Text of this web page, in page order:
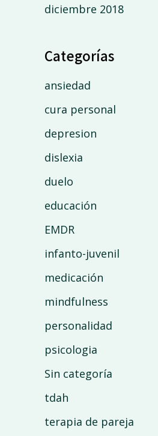
diciembre 2018
Categorías
ansiedad
cura personal
depresion
dislexia
duelo
educación
EMDR
infanto-juvenil
medicación
mindfulness
personalidad
psicologia
Sin categoría
tdah
terapia de pareja